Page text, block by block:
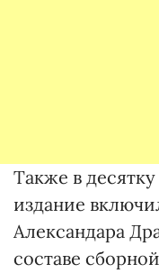
Также в
издание
Александара
составе